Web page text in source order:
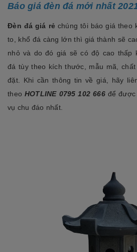
Báo giá đèn đá mới nhất
Đèn đá giá rẻ chúng tôi báo giá theo
to, khổ đá càng lớn thì giá thành sẽ
nhỏ và do đó giá sẽ có độ cao thấp
đá tùy theo kích thước, mẫu mã,
đặt. Khi cần thông tin về giá, hãy
theo HOTLINE 0795 102 666để được
vụ chu đáo nhất.